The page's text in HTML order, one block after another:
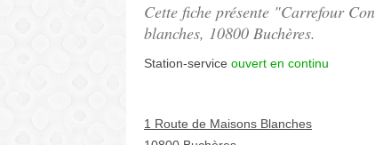
Cette fiche présente "Carrefour
blanches, 10800 Buchères.
Station-service ouvert en continu
1 Route de Maisons Blanches